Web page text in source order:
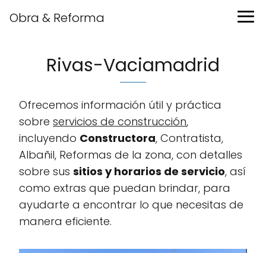
Obra & Reforma
Rivas-Vaciamadrid
Ofrecemos información útil y práctica
sobre servicios de construcción,
incluyendo Constructora, Contratista,
Albañil, Reformas de la zona, con detalles
sobre sus sitios y horarios de servicio, así
como extras que puedan brindar, para
ayudarte a encontrar lo que necesitas de
manera eficiente.